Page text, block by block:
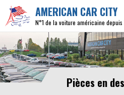
AMERICAN CAR CITY
N°1 de la voiture américaine depuis
Pièces en